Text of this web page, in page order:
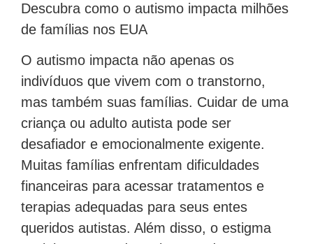
Descubra como o autismo impacta milhões
de famílias nos EUA
O autismo impacta não apenas os
indivíduos que vivem com o transtorno,
mas também suas famílias. Cuidar de uma
criança ou adulto autista pode ser
desafiador e emocionalmente exigente.
Muitas famílias enfrentam dificuldades
financeiras para acessar tratamentos e
terapias adequadas para seus entes
queridos autistas. Além disso, o estigma